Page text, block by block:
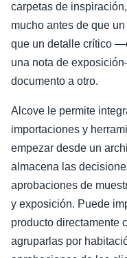
carpetas de
mucho antes de que
que un detalle crítico
una nota de
documento a otro.
Alcove le permite
importaciones y
empezar desde un
almacena las
aprobaciones de
y exposición. Puede
producto directamente
agruparlas por